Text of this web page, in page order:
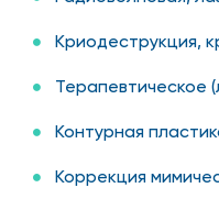
Криодеструкция,
Терапевтическое
Контурная
Коррекция